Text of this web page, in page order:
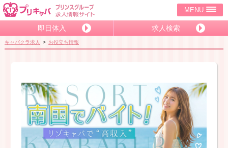
MENU
即日体入 求人検索
キャバクラ求人 お役立ち情報